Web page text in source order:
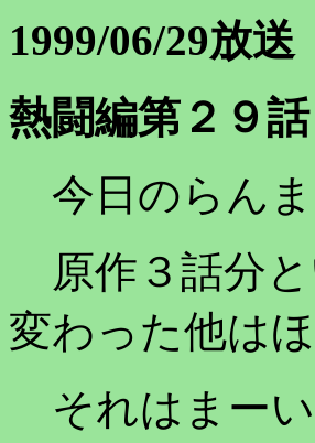
1999/06/29放送
熱闘編第２９
今日のらんま
原作３話分と
変わった他は
それはまー